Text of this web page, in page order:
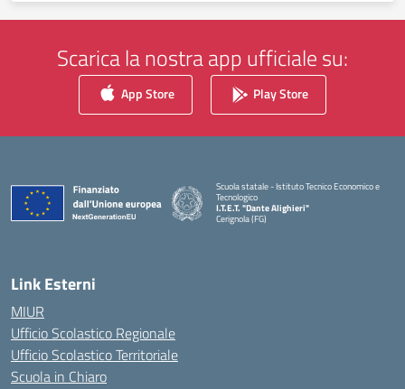
Scarica la nostra app ufficiale su:
App Store Play Store
Scuola statale - Istituto Tecnico Economico e
Tecnologico
I.T.E.T. "Dante Alighieri"
Cerignola (FG)
— Visita la pagina iniziale della scuola
Link Esterni
MIUR
Ufficio Scolastico Regionale
Ufficio Scolastico Territoriale
Scuola in Chiaro